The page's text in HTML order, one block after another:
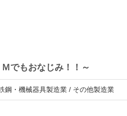
でもおなじみ！！～
鋼・機械器具製造業 / その他製造業